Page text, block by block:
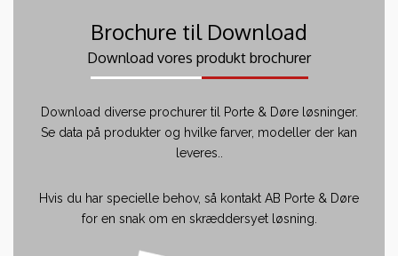
Brochure til Download
Download vores produkt brochurer
Download diverse prochurer til Porte & Døre løsninger.
Se data på produkter og hvilke farver, modeller der kan
leveres..
Hvis du har specielle behov, så kontakt AB Porte & Døre
for en snak om en skræddersyet løsning.